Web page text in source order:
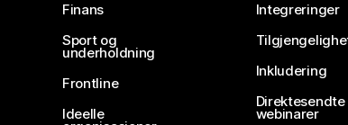
Finans
Sport og
underholdning
Frontline
Ideelle
Integreringer
Inkludering
webinarer